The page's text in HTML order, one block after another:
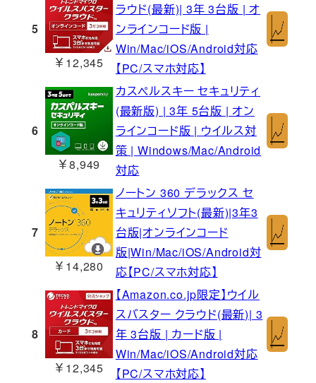
5
￥12,345
ラウド(最新)| 3年 3台版 | オ
ンラインコード版 |
Win/Mac/iOS/Android対応
【PC/スマホ対応】
6
￥8,949
カスペルスキー セキュリティ
(最新版) | 3年 5台版 | オン
ラインコード版 | ウイルス対
策 | Windows/Mac/Android
対応
7
￥14,280
ノートン 360 デラックス セ
キュリティソフト(最新)|3年3
台版|オンラインコード
版|Win/Mac/iOS/Android対
応【PC/スマホ対応】
8
￥12,345
【Amazon.co.jp限定】ウイル
スバスター クラウド(最新)| 3
年 3台版 | カード版 |
Win/Mac/iOS/Android対応
【PC/スマホ対応】